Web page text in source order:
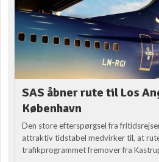
SAS åbner rute til Los
København
Den store efterspørgsel fra
attraktiv tidstabel medvirker til, at
trafikprogrammet fremover fra